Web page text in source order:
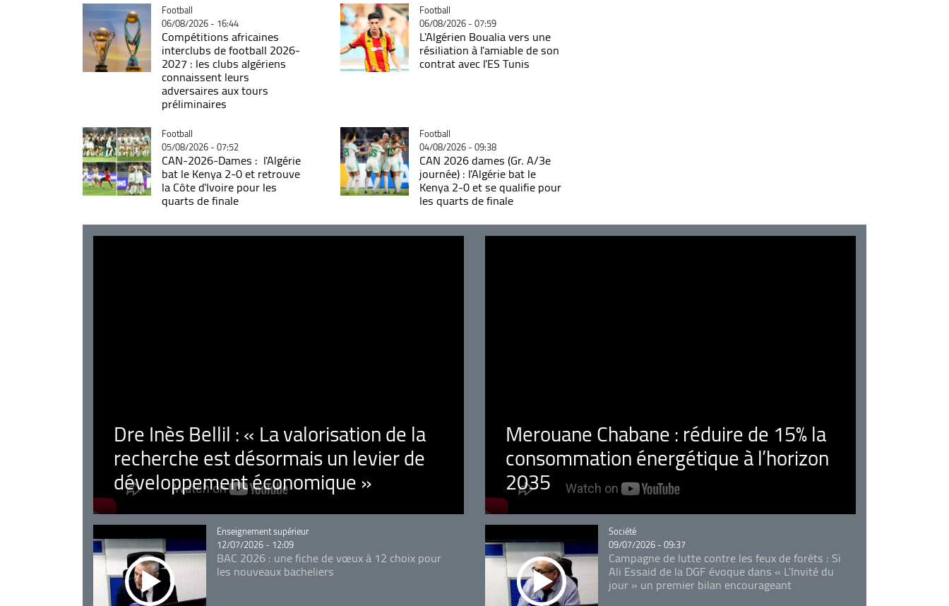
Catégorie
Football
06/08/2026 - 16:44
Compétitions africaines
interclubs de football 2026-
2027 : les clubs algériens
connaissent leurs
adversaires aux tours
préliminaires
Catégorie
Football
06/08/2026 - 07:59
L'Algérien Boualia vers une
résiliation à l'amiable de son
contrat avec l'ES Tunis
Catégorie
Football
05/08/2026 - 07:52
CAN-2026-Dames : l'Algérie
bat le Kenya 2-0 et retrouve
la Côte d'Ivoire pour les
quarts de finale
Catégorie
Football
04/08/2026 - 09:38
CAN 2026 dames (Gr. A/3e
journée) : l'Algérie bat le
Kenya 2-0 et se qualifie pour
les quarts de finale
Dre Inès Bellil : « La valorisation de la
recherche est désormais un levier de
développement économique »
Merouane Chabane : réduire de 15% la
consommation énergétique à l’horizon
2035
Catégorie
Enseignement supérieur
12/07/2026 - 12:09
BAC 2026 : une fiche de vœux à 12 choix pour
les nouveaux bacheliers
Catégorie
Société
09/07/2026 - 09:37
Campagne de lutte contre les feux de forêts : Si
Ali Essaid de la DGF évoque dans « L'Invité du
jour » un premier bilan encourageant